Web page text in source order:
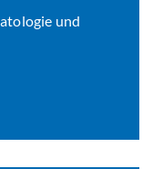
und